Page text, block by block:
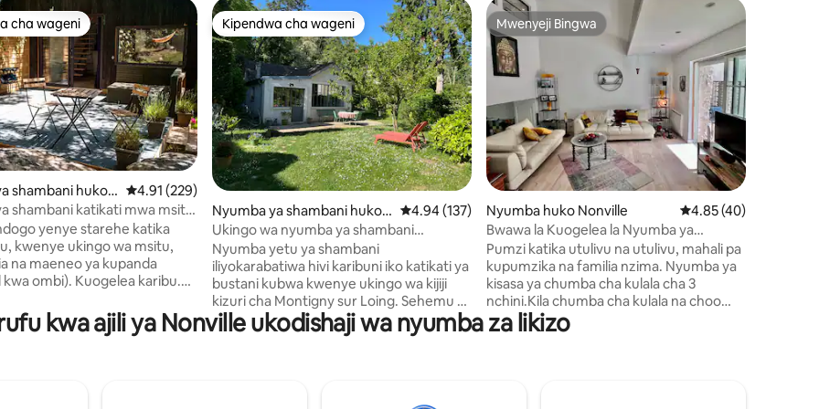
5 kati ya 5, tathmini 112
cha wageni
cha wageni
shambani huko
Loing
Ukadiriaji wa wastani wa 4.91 kati ya 5, tathmini 229
4.91 (229)
shambani katikati mwa msitu
yenye starehe katika
kwenye ukingo wa msitu,
na maeneo ya kupanda
ombi). Kuogelea karibu.
sur-Loing, dakika 55
Gare de Lyon na dakika 10
Kipendwa cha wageni
Kipendwa cha wageni
Nyumba ya shambani huko
Montigny-sur-Loing
Ukadiriaji wa wastani wa 4.94 kati ya 5, tathmini 137
4.94 (137)
Ukingo wa nyumba ya shambani
iliyopangwa msituni karibu na
Fontainebleau
Nyumba yetu ya shambani
iliyokarabatiwa hivi karibuni iko katikati ya
bustani kubwa kwenye ukingo wa kijiji
kizuri cha Montigny sur Loing. Sehemu ya
kujificha ya vijijini yenye amani kwenye
ukingo wa msitu wa hekta 25000 wa
moja kwa moja kwenda Paris Gare de
Mwenyeji Bingwa
Mwenyeji Bingwa
Nyumba huko Nonville Ukadiriaji wa wastani
4.85 (40)
Bwawa la Kuogelea la Nyumba ya
Mashambani ya Nonville
Pumzi katika utulivu na utulivu, mahali pa
kupumzika na familia nzima. Nyumba ya
kisasa ya chumba cha kulala cha 3
nchini.Kila chumba cha kulala na choo
chake cha kibinafsi. Nyumba
imezungukwa na mazingira ya asili, na ina
kwa ajili ya Nonville ukodishaji wa nyumba za likizo